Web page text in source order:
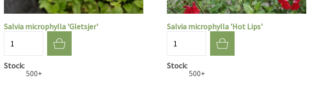
Salvia microphylla 'Gletsjer'
Stock
500+
Salvia microphylla 'Hot Lips'
Stock
500+